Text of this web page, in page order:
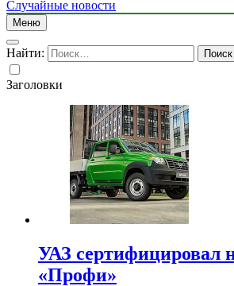
Случайные новости
Меню
Найти:
Заголовки
УАЗ сертифицировал
«Профи»